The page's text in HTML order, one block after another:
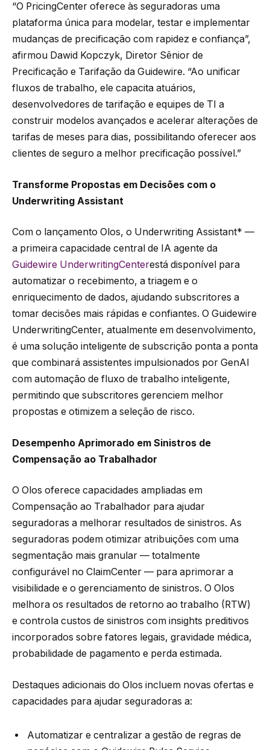
“O PricingCenter oferece às seguradoras uma
plataforma única para modelar, testar e implementar
mudanças de precificação com rapidez e confiança”,
afirmou Dawid Kopczyk, Diretor Sênior de
Precificação e Tarifação da Guidewire. “Ao unificar
fluxos de trabalho, ele capacita atuários,
desenvolvedores de tarifação e equipes de TI a
construir modelos avançados e acelerar alterações de
tarifas de meses para dias, possibilitando oferecer aos
clientes de seguro a melhor precificação possível.”
Transforme Propostas em Decisões com o
Underwriting Assistant
Com o lançamento Olos, o Underwriting Assistant* —
a primeira capacidade central de IA agente da
Guidewire UnderwritingCenterestá disponível para
automatizar o recebimento, a triagem e o
enriquecimento de dados, ajudando subscritores a
tomar decisões mais rápidas e confiantes. O Guidewire
UnderwritingCenter, atualmente em desenvolvimento,
é uma solução inteligente de subscrição ponta a ponta
que combinará assistentes impulsionados por GenAI
com automação de fluxo de trabalho inteligente,
permitindo que subscritores gerenciem melhor
propostas e otimizem a seleção de risco.
Desempenho Aprimorado em Sinistros de
Compensação ao Trabalhador
O Olos oferece capacidades ampliadas em
Compensação ao Trabalhador para ajudar
seguradoras a melhorar resultados de sinistros. As
seguradoras podem otimizar atribuições com uma
segmentação mais granular — totalmente
configurável no ClaimCenter — para aprimorar a
visibilidade e o gerenciamento de sinistros. O Olos
melhora os resultados de retorno ao trabalho (RTW)
e controla custos de sinistros com insights preditivos
incorporados sobre fatores legais, gravidade médica,
probabilidade de pagamento e perda estimada.
Destaques adicionais do Olos incluem novas ofertas e
capacidades para ajudar seguradoras a:
Automatizar e centralizar a gestão de regras de